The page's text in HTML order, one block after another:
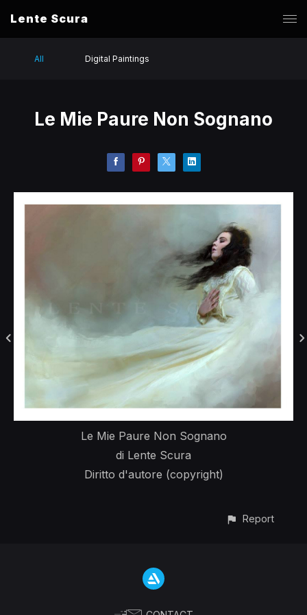
Lente Scura
All Digital Paintings
Le Mie Paure Non Sognano
Le Mie Paure Non Sognano
di Lente Scura
Diritto d'autore (copyright)
Report